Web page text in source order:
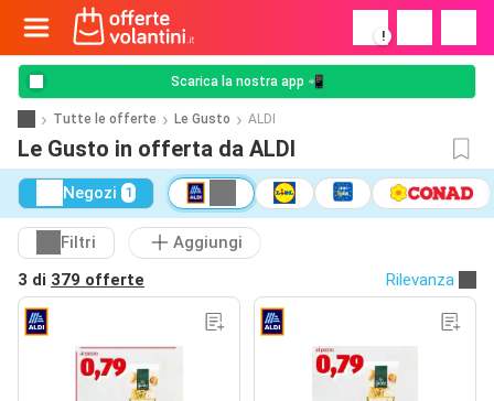
!
Scarica la nostra app 📲
Tutte le offerte Le Gusto ALDI
Le Gusto in offerta da ALDI
Negozi 1
Filtri
Aggiungi
3 di 379 offerte Rilevanza